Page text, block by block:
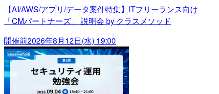
【AI/AWS/アプリ/データ案件特集】ITフリーランス向け
「CMパートナーズ」 説明会 by クラスメソッド
開催前2026年8月12日(水) 19:00